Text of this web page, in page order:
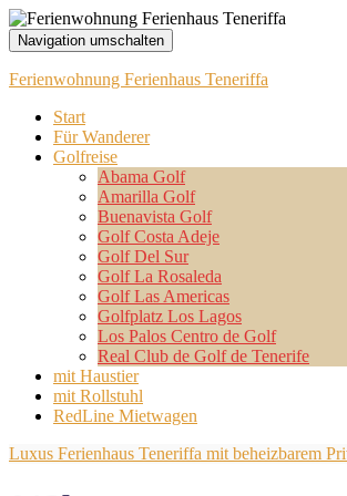
Navigation umschalten
Ferienwohnung Ferienhaus Teneriffa
Start
Für Wanderer
Golfreise
Abama Golf
Amarilla Golf
Buenavista Golf
Golf Costa Adeje
Golf Del Sur
Golf La Rosaleda
Golf Las Americas
Golfplatz Los Lagos
Los Palos Centro de Golf
Real Club de Golf de Tenerife
mit Haustier
mit Rollstuhl
RedLine Mietwagen
Luxus Ferienhaus Teneriffa mit beheizbarem